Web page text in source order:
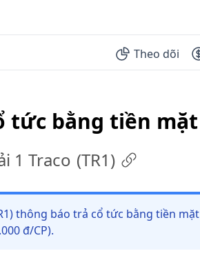
Theo dõi
tức bằng tiền
1 Traco (TR1)
thông báo trả cổ tức bằng tiền
đ/CP).